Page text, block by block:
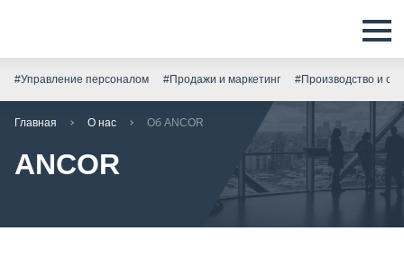
#Управление персоналом #Продажи и маркетинг #Производство и
Главная О нас Об ANCOR
ANCOR